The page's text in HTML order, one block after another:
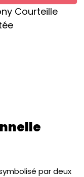
Courteille
par deux